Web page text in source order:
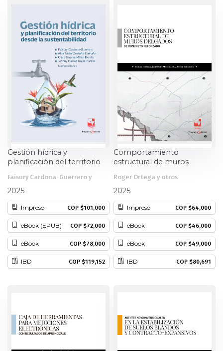
Psicología
Gestión hídrica y
planificación del territorio
Faisury Cardona-Guerrero y
2025
Impreso COP $101,000
eBook (EPUB) COP $72,000
eBook COP $78,000
IBD COP $119,152
Comportamiento
estructural de muros
reforzado
Roger Ortega y otros
2025
IBD COP $80,691
Impreso COP $64,000
eBook COP $46,000
eBook COP $49,000